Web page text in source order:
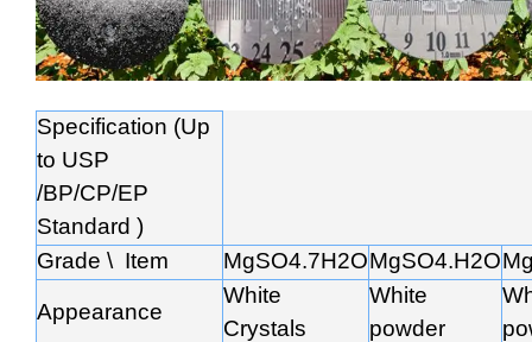
Specification (Up
to USP
/BP/CP/EP
Standard )
Grade \ Item
MgSO4.7H2OMgSO4.H2O
Appearance
White
Crystals
White
powder